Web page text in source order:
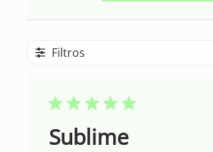
Filtros
Sublime